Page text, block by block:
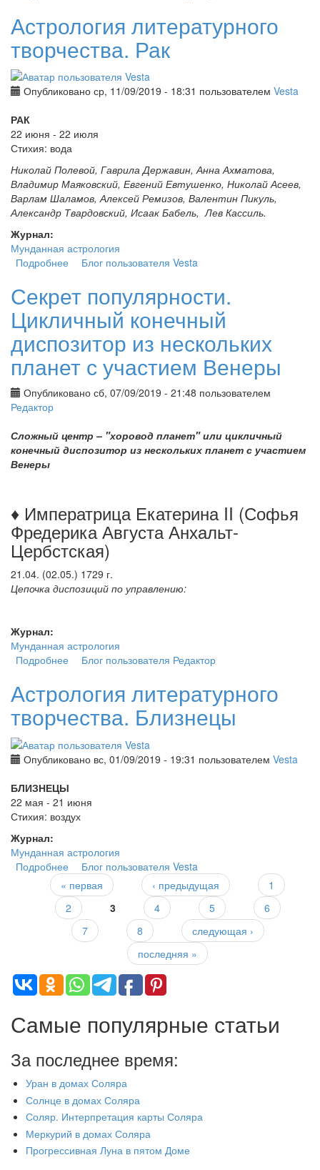
Астрология литературного
творчества. Рак
Опубликовано ср, 11/09/2019 - 18:31 пользователем Vesta
РАК
22 июня - 22 июля
Стихия: вода
Николай Полевой, Гаврила Державин, Анна Ахматова,
Владимир Маяковский, Евгений Евтушенко, Николай Асеев,
Варлам Шаламов, Алексей Ремизов, Валентин Пикуль,
Александр Твардовский, Исаак Бабель, Лев Кассиль.
Журнал:
Мунданная астрология
Подробнее о Астрология литературного творчества. Рак
Блог пользователя Vesta
Секрет популярности.
Цикличный конечный
диспозитор из нескольких
планет с участием Венеры
Опубликовано сб, 07/09/2019 - 21:48 пользователем
Редактор
Сложный центр – "хоровод планет" или цикличный
конечный диспозитор из нескольких планет с участием
Венеры
♦ Императрица Екатерина II (Софья
Фредерика Августа Анхальт-
Цербстская)
21.04. (02.05.) 1729 г.
Цепочка диспозиций по управлению:
Журнал:
Мунданная астрология
Подробнее о Секрет популярности. Цикличный конечный
Блог пользователя Редактор
Астрология литературного
творчества. Близнецы
Опубликовано вс, 01/09/2019 - 19:31 пользователем Vesta
БЛИЗНЕЦЫ
22 мая - 21 июня
Стихия: воздух
Журнал:
Мунданная астрология
Подробнее о Астрология литературного творчества. Близнецы
Блог пользователя Vesta
Страницы
« первая ‹ предыдущая
1
2
3 4 5
6
7
8
следующая ›
последняя »
Самые популярные статьи
За последнее время:
Уран в домах Соляра
Солнце в домах Соляра
Соляр. Интерпретация карты Соляра
Меркурий в домах Соляра
Прогрессивная Луна в пятом Доме